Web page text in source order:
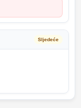
Sljedeće